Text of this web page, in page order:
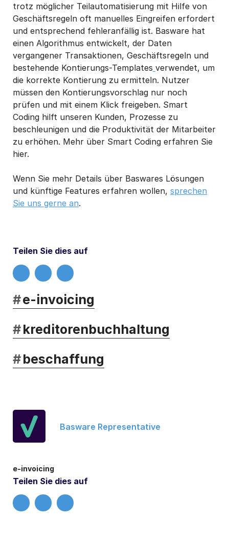
trotz möglicher Teilautomatisierung mit Hilfe von
Geschäftsregeln oft manuelles Eingreifen erfordert
und entsprechend fehleranfällig ist. Basware hat
einen Algorithmus entwickelt, der Daten
vergangener Transaktionen, Geschäftsregeln und
bestehende Kontierungs-Templates verwendet, um
die korrekte Kontierung zu ermitteln. Nutzer
müssen den Kontierungsvorschlag nur noch
prüfen und mit einem Klick freigeben. Smart
Coding hilft unseren Kunden, Prozesse zu
beschleunigen und die Produktivität der Mitarbeiter
zu erhöhen. Mehr über Smart Coding erfahren Sie
hier.
Wenn Sie mehr Details über Baswares Lösungen
und künftige Features erfahren wollen, sprechen
Sie uns gerne an.
Teilen Sie dies auf
#e-invoicing
#kreditorenbuchhaltung
#beschaffung
Basware Representative
e-invoicing
Teilen Sie dies auf